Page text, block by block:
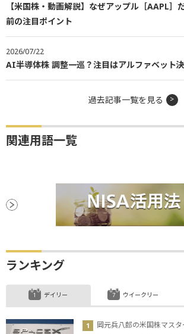
【米国株・動画解説】なぜアップル［AAPL］
前の注目ポイント
2026/07/22
AI半導体株 調整一巡？注目はアルファベット決
過去記事一覧を見る
関連用語一覧
ランキング
デイリー
岡元兵八郎の米国株マス
ウイークリー